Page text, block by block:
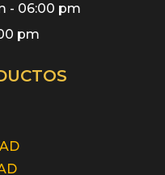
- 06:00 pm
pm